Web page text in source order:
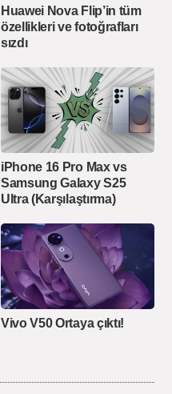
Huawei Nova Flip’in tüm
özellikleri ve fotoğrafları
sızdı
iPhone 16 Pro Max vs
Samsung Galaxy S25
Ultra (Karşılaştırma)
Vivo V50 Ortaya çıktı!